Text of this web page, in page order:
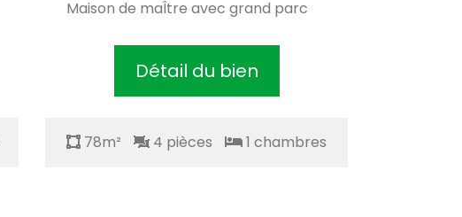
Maison de maÎtre avec grand parc
Détail du bien
78m² 4 pièces 1 chambres